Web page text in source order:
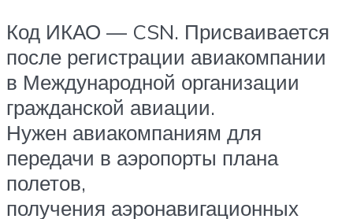
Код ИКАО — CSN. Присваивается
после регистрации авиакомпании
в Международной организации
гражданской авиации.
Нужен авиакомпаниям для
передачи в аэропорты плана
полетов,
получения аэронавигационных